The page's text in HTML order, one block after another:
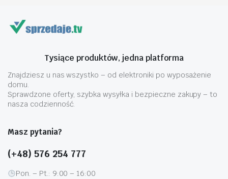
stronie
Tysiące produktów, jedna platforma
Znajdziesz u nas wszystko – od elektroniki po wyposażenie
domu.
Sprawdzone oferty, szybka wysyłka i bezpieczne zakupy – to
nasza codzienność.
Masz pytania?
(+48) 576 254 777
Pon. – Pt.: 9:00 – 16:00